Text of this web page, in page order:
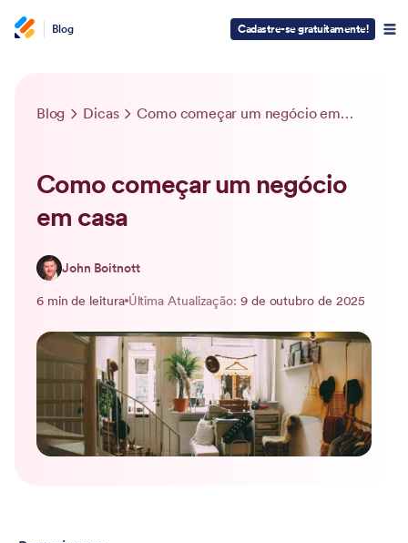
Blog Cadastre-se gratuitamente!
Blog Dicas Como começar um negócio em casa
Como começar um negócio
em casa
John Boitnott
6 min de leitura Última Atualização: 9 de outubro de 2025